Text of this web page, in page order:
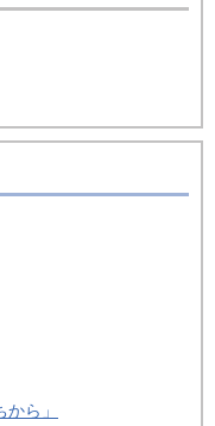
ら」